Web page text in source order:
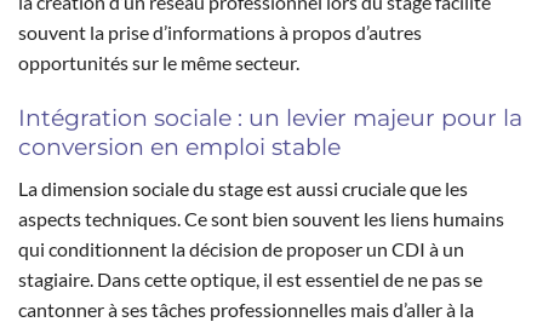
souvent la prise d’informations à propos d’autres
opportunités sur le même secteur.
Intégration sociale : un levier majeur pour la
conversion en emploi stable
La dimension sociale du stage est aussi cruciale que les
aspects techniques. Ce sont bien souvent les liens humains
qui conditionnent la décision de proposer un CDI à un
stagiaire. Dans cette optique, il est essentiel de ne pas se
cantonner à ses tâches professionnelles mais d’aller à la